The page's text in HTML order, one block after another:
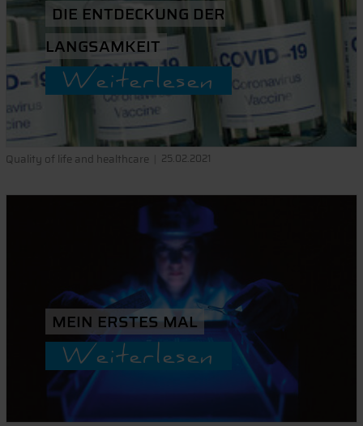
DIE ENTDECKUNG DER
LANGSAMKEIT
Weiterlesen
Quality of life and healthcare 25.02.2021
MEIN ERSTES MAL
Weiterlesen